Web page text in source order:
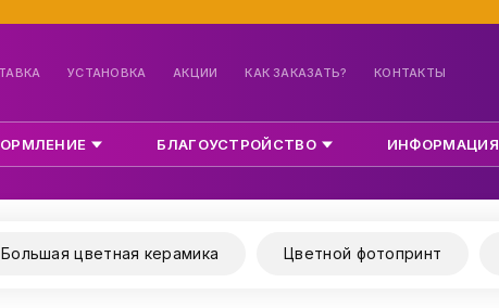
УСТАНОВКА АКЦИИ КАК ЗАКАЗАТЬ? КОНТАКТЫ
БЛАГОУСТРОЙСТВО ИНФОРМАЦИЯ
Большая цветная керамика Цветной фотопринт